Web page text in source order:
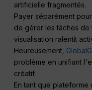
artificielle fragmentés.
Payer séparément
de gérer les tâches
visualisation ralentit
Heureusement,
problème en unifiant
créatif.
En tant que